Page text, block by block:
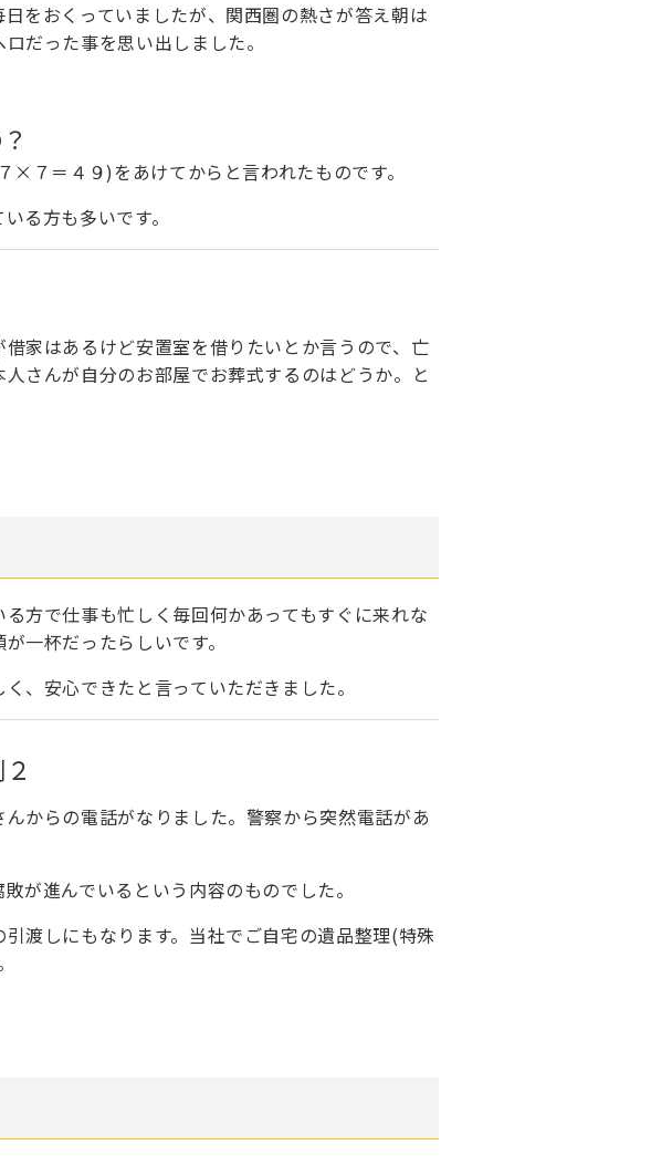
をおくっていましたが、関西圏の熱さが答え朝は
だった事を思い出しました。
×７＝４９)をあけてからと言われたものです。
る方も多いです。
家はあるけど安置室を借りたいとか言うので、亡
さんが自分のお部屋でお葬式するのはどうか。と
方で仕事も忙しく毎回何かあってもすぐに来れな
一杯だったらしいです。
、安心できたと言っていただきました。
からの電話がなりました。警察から突然電話があ
が進んでいるという内容のものでした。
渡しにもなります。当社でご自宅の遺品整理(特殊